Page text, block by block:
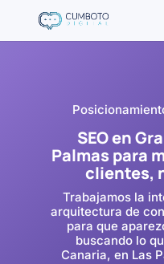
SEO en
Palmas para
clientes,
Trabajamos la
arquitectura de
para que
buscando lo
Canaria, en Las